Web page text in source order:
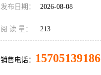
发布日期： 2026-08-08
阅 读 量： 213
销售电话： 15705139186